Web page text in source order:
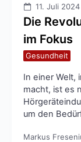
11. Juli 2024
Die
im Fokus
Gesundheit
In einer Welt,
macht, ist es
um den
Markus